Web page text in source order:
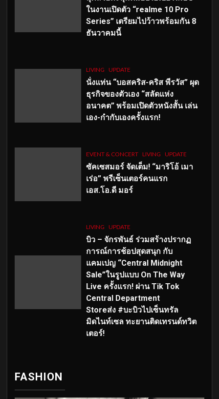
ในงานเปิดตัว “realme 10 Pro
Series” เตรียมไปว้าวพร้อมกัน 8
ธันวาคมนี้
LIVING UPDATE
นั่งแท่น “บอสคริส-คริส พีรวัส” ผุด
ธุรกิจของตัวเอง “สลัดแห่ง
อนาคต” พร้อมเปิดตัวหนังสั้น เล่น
เอง-กำกับเองครั้งแรก!
EVENT & CONCERT LIVING UPDATE
ซัคเซสมอร์ จัดเต็ม! “มาริโอ้ เมา
เร่อ” พรีเซ็นเตอร์คนแรก
เอส.โอ.ดี มอร์
LIVING UPDATE
บิว – จักรพันธ์ ร่วมสร้างปรากฏ
การณ์การช้อปสุดสนุก กับ
แคมเปญ “Central Midnight
Sale”ในรูปแบบ On The Way
Live ครั้งแรก! ผ่าน Tik Tok
Central Department
Storeส่ง #บะบิวไปเซ็นทรัล
มิดไนท์เซล ทะยานติดเทรนด์ทวิต
เตอร์!
FASHION